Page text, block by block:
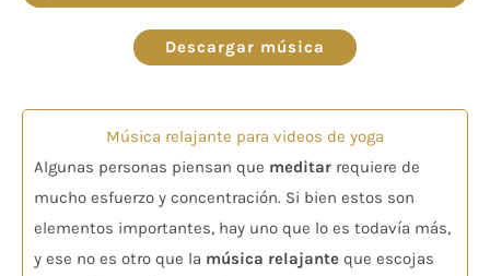
de
audio
Descargar música
Música relajante para videos de yoga
Algunas personas piensan que meditar requiere de
mucho esfuerzo y concentración. Si bien estos son
elementos importantes, hay uno que lo es todavía más,
y ese no es otro que la música relajante que escojas